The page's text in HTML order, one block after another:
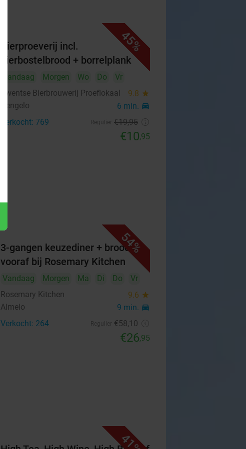
45%
Bierproeverij incl.
bierbostelbrood + borrelplank
Vandaag Morgen Wo Do
Vr
Twentse Bierbrouwerij Proeflokaal
9.8 star
Hengelo 6 min. directions_car
Verkocht: 769 €19,95
€10,95
54%
3-gangen keuzediner + brood
vooraf bij Rosemary Kitchen
Vandaag Morgen Ma Di Do
Vr
Rosemary Kitchen
9.6 star
Almelo 9 min. directions_car
Verkocht: 264 €58,10
€26,95